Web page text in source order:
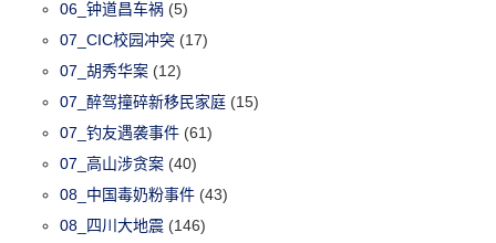
06_钟道昌车祸 (5)
07_CIC校园冲突 (17)
07_胡秀华案 (12)
07_醉驾撞碎新移民家庭 (15)
07_钓友遇袭事件 (61)
07_高山涉贪案 (40)
08_中国毒奶粉事件 (43)
08_四川大地震 (146)